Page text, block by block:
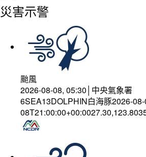
災害示警
颱風
2026-08-08, 05:30│中央氣象署
6SEA13DOLPHIN白海豚2026-